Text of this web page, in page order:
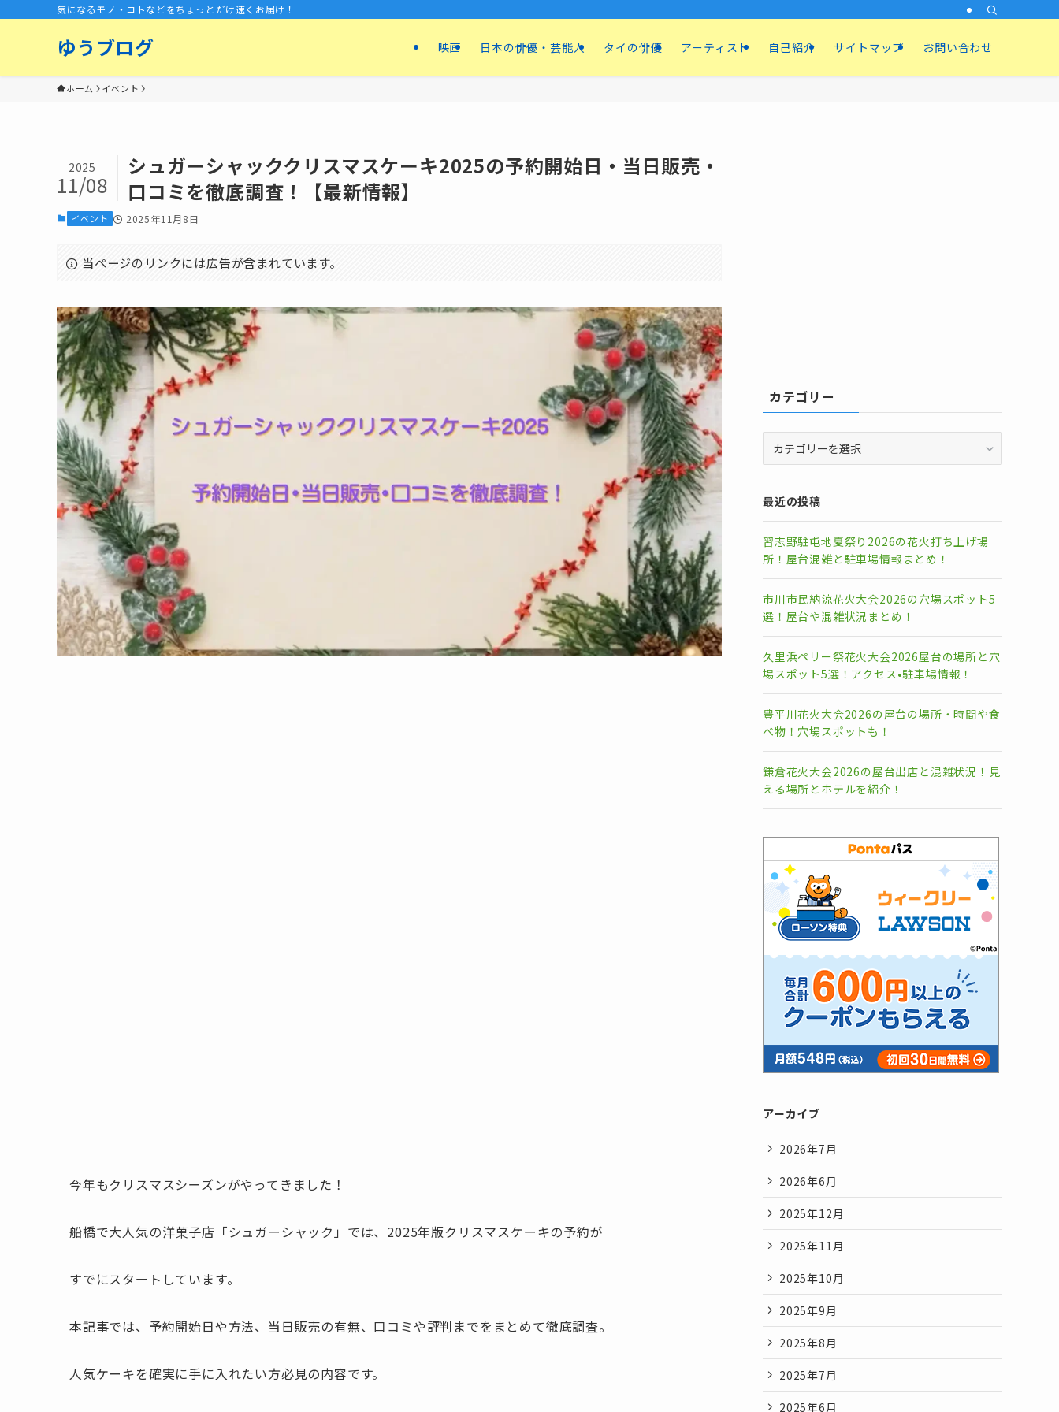
気になるモノ・コトなどをちょっとだけ速くお届け！
ゆうブログ 映画 日本の俳優・芸能人 タイの俳優 アーティスト 自己紹介 サイトマップ お問い合わせ
ホーム イベント
シュガーシャッククリスマスケーキ2025の予約開始日・当日販売・
口コミを徹底調査！【最新情報】
2025
11/08
イベント 2025年11月8日
当ページのリンクには広告が含まれています。
今年もクリスマスシーズンがやってきました！
船橋で大人気の洋菓子店「シュガーシャック」では、2025年版クリスマスケーキの予約が
すでにスタートしています。
本記事では、予約開始日や方法、当日販売の有無、口コミや評判までをまとめて徹底調査。
人気ケーキを確実に手に入れたい方必見の内容です。
カテゴリー
ー
最近の投稿
習志野駐屯地夏祭り2026の花火打ち上げ場
所！屋台混雑と駐車場情報まとめ！
市川市民納涼花火大会2026の穴場スポット5
選！屋台や混雑状況まとめ！
久里浜ペリー祭花火大会2026屋台の場所と穴
場スポット5選！アクセス•駐車場情報！
豊平川花火大会2026の屋台の場所・時間や食
べ物！穴場スポットも！
鎌倉花火大会2026の屋台出店と混雑状況！見
える場所とホテルを紹介！
アーカイブ
2026年7月
2026年6月
2025年12月
2025年11月
2025年10月
2025年9月
2025年8月
2025年7月
2025年6月